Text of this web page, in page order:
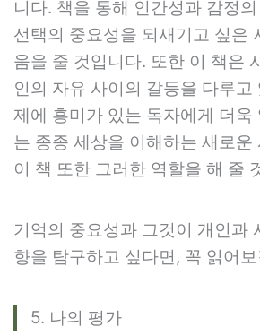
니다. 책을 통해 인간성과 감정
선택의 중요성을 되새기고 싶은
움을 줄 것입니다. 또한 이 책은
인의 자유 사이의 갈등을 다루고
제에 흥미가 있는 독자에게 더욱
는 종종 세상을 이해하는 새로운
이 책 또한 그러한 역할을 해 줄
기억의 중요성과 그것이 개인과
향을 탐구하고 싶다면, 꼭 읽어
5. 나의 평가